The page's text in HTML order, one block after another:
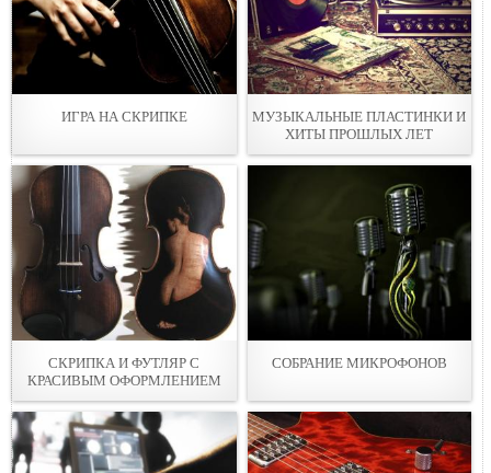
ИГРА НА СКРИПКЕ
МУЗЫКАЛЬНЫЕ ПЛАСТИНКИ И
ХИТЫ ПРОШЛЫХ ЛЕТ
СКРИПКА И ФУТЛЯР С
КРАСИВЫМ ОФОРМЛЕНИЕМ
СОБРАНИЕ МИКРОФОНОВ